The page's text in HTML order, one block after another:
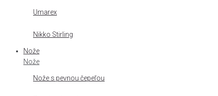
Umarex
Nikko Stirling
Nože
Nože
Nože s pevnou čepeľou